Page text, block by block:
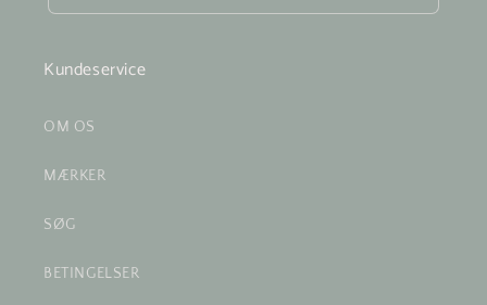
Kundeservice
OM OS
MÆRKER
SØG
BETINGELSER